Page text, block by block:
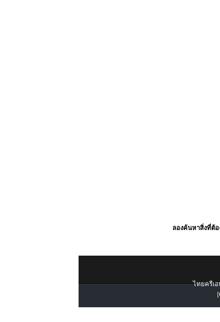
ลองค้นหาสิ่งที่ต้อ
ไทยครีเอ
[